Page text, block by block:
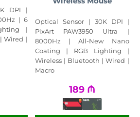
DPI |
| 6
|
Wired |
Optical Sensor | 30K DPI |
PixArt PAW3950 Ultra |
8000Hz | All-New Nano
Coating | RGB Lighting |
Wireless | Bluetooth | Wired |
Macro
189 ₼